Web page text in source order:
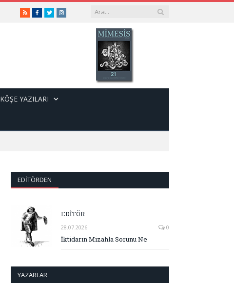
RSSFacebook
TwitterInstagram
KÖŞE YAZILARI
EDITÖRDEN
EDİTÖR
28.07.2026 0
İktidarın Mizahla Sorunu Ne
YAZARLAR